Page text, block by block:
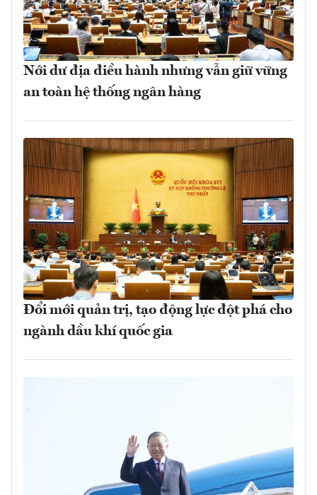
Nới dư địa điều hành nhưng vẫn giữ vững
an toàn hệ thống ngân hàng
Đổi mới quản trị, tạo động lực đột phá cho
ngành dầu khí quốc gia